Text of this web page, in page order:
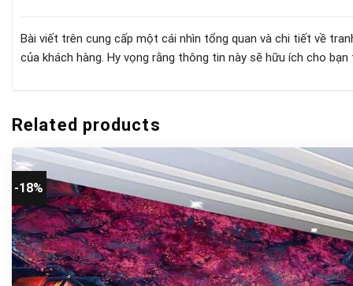
Bài viết trên cung cấp một cái nhìn tổng quan và chi tiết về
của khách hàng. Hy vọng rằng thông tin này sẽ hữu ích cho
Related products
-18%